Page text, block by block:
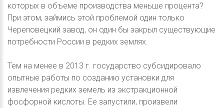
которых в объеме производства меньше процента?
При этом, займись этой проблемой один только
Череповецкий завод, он один бы закрыл существующие
потребности России в редких землях.
Тем на менее в 2013 г. государство субсидировало
опытные работы по созданию установки для
извлечения редких земель из экстракционной
фосфорной кислоты. Ее запустили, произвели